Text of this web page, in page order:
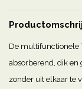
De multifunctionele
absorberend, dik en
zonder uit elkaar te